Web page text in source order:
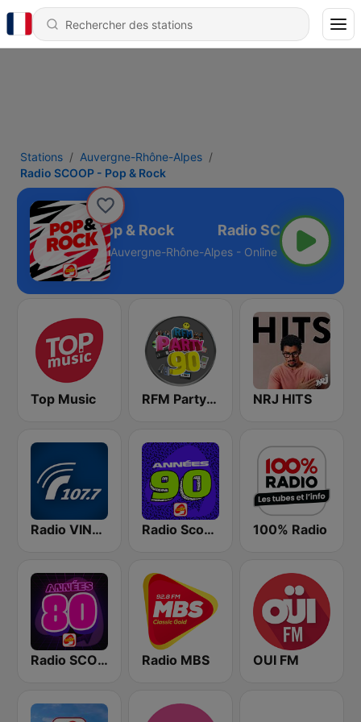
Stations
Auvergne-Rhône-Alpes
Radio SCOOP - Pop & Rock
SCOOP - Pop & Rock
Auvergne-Rhône-Alpes - Online
Top Music RFM Party 90 NRJ HITS
Radio VINCI Autoroutes Radio Scoop - Années 90 100% Radio
Radio SCOOP - Années 80 Radio MBS OUI FM